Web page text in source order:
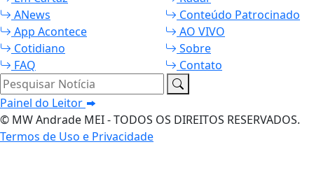
ANews
Conteúdo Patrocinado
App Acontece
AO VIVO
Cotidiano
Sobre
FAQ
Contato
Pesquisar Notícia
Painel do Leitor
© MW Andrade MEI - TODOS OS DIREITOS RESERVADOS.
Termos de Uso e Privacidade